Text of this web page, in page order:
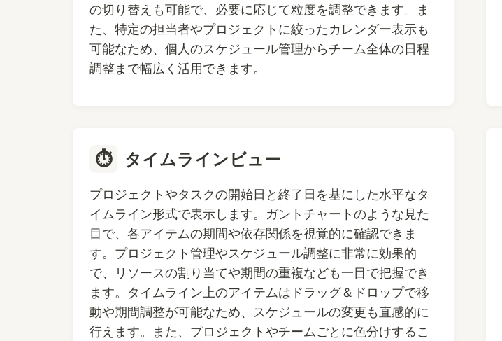
の切り替えも可能で、必要に応じて粒度を調整できます。ま
た、特定の担当者やプロジェクトに絞ったカレンダー表示も
可能なため、個人のスケジュール管理からチーム全体の日程
調整まで幅広く活用できます。
⏱️ タイムラインビュー
プロジェクトやタスクの開始日と終了日を基にした水平なタ
イムライン形式で表示します。ガントチャートのような見た
目で、各アイテムの期間や依存関係を視覚的に確認できま
す。プロジェクト管理やスケジュール調整に非常に効果的
で、リソースの割り当てや期間の重複なども一目で把握でき
ます。タイムライン上のアイテムはドラッグ＆ドロップで移
動や期間調整が可能なため、スケジュールの変更も直感的に
行えます。また、プロジェクトやチームごとに色分けするこ